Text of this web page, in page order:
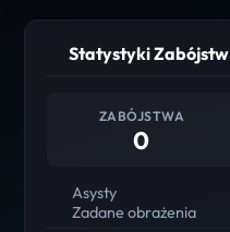
Statystyki Zabójstw
ZABÓJSTWA
0
Asysty
Zadane obrażenia